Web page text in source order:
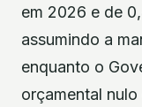
em 2026 e de
assumindo a
enquanto o
orçamental nulo